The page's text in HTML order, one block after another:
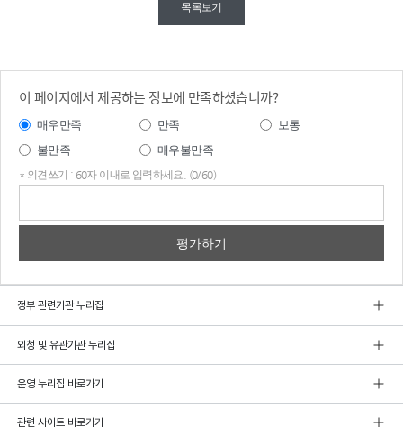
목록보기
이 페이지에서 제공하는 정보에 만족하셨습니까?
매우만족 만족
보통
불만족
매우불만족
* 의견쓰기 : 60자 이내로 입력하세요. (0/60)
정부 관련기관 누리집
외청 및 유관기관 누리집
운영 누리집 바로가기
관련 사이트 바로가기